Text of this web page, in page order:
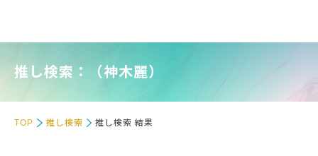
推し検索：（神木麗）
TOP 推し検索 推し検索 結果